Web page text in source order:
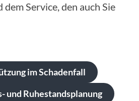
Service, den auch Sie
im Schadenfall
und Ruhestandsplanung